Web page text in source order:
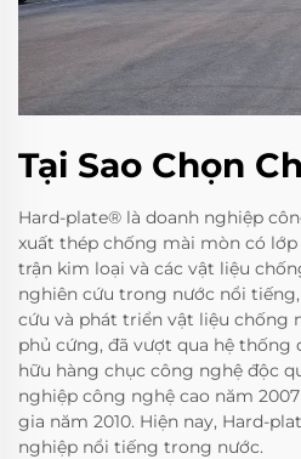
Tại Sao Chọn
Hard-plate® là doanh nghiệp
xuất thép chống mài mòn có
trận kim loại và các vật liệu
nghiên cứu trong nước nổi
cứu và phát triển vật liệu chống
phủ cứng, đã vượt qua hệ thống
hữu hàng chục công nghệ độc
nghiệp công nghệ cao năm
gia năm 2010. Hiện nay, Hard-
nghiệp nổi tiếng trong nước.